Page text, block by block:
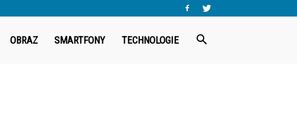
OBRAZ SMARTFONY TECHNOLOGIE